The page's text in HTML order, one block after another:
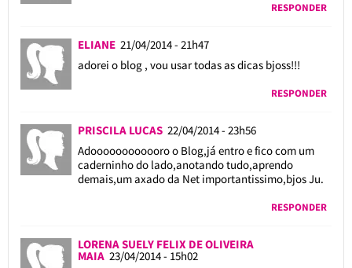
RESPONDER
ELIANE 21/04/2014 - 21h47
adorei o blog , vou usar todas as dicas bjoss!!!
RESPONDER
PRISCILA LUCAS 22/04/2014 - 23h56
Adoooooooooooro o Blog,já entro e fico com um
caderninho do lado,anotando tudo,aprendo
demais,um axado da Net importantissimo,bjos Ju.
RESPONDER
LORENA SUELY FELIX DE OLIVEIRA
MAIA 23/04/2014 - 15h02